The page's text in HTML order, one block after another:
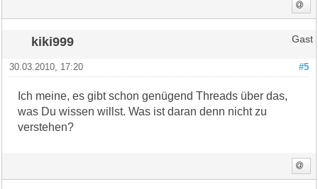
kiki999 Gast
#5
30.03.2010, 17:20
Ich meine, es gibt schon genügend Threads über das,
was Du wissen willst. Was ist daran denn nicht zu
verstehen?